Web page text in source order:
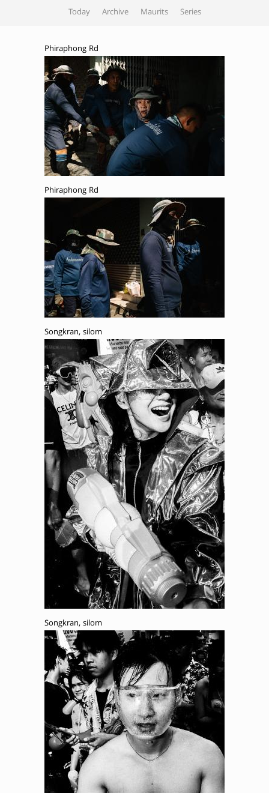
Today Archive Maurits Series
Phiraphong Rd
Phiraphong Rd
Songkran, silom
Songkran, silom